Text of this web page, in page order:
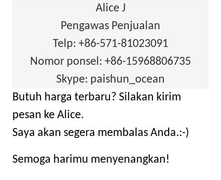
Alice J
Pengawas Penjualan
Telp: +86-571-81023091
Nomor ponsel: +86-15968806735
Skype: paishun_ocean
Butuh harga terbaru? Silakan kirim
pesan ke Alice.
Saya akan segera membalas Anda.:-)
Semoga harimu menyenangkan!